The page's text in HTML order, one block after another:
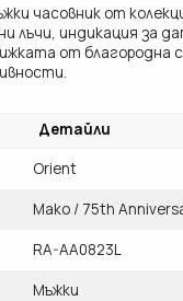
часовник от
лъчи, индикация за
от
Детайли
Orient
Mako / 75th
RA-AA0823L
Мъжки